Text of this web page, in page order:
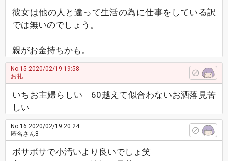
彼女は他の人と違って生活の為に仕事をしている訳
では無いのでしょう。
親がお金持ちかも。
No.15 2020/02/19 19:58
お礼
いちお主婦らしい 60越えて似合わないお洒落見苦
しい
No.16 2020/02/19 20:24
匿名さん8
ボサボサで小汚いより良いでしょ笑